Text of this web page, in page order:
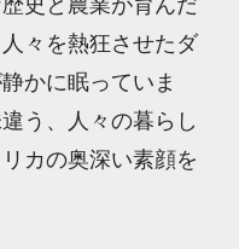
史と農業が育んだ
々を熱狂させたダ
かに眠っていま
う、人々の暮らし
カの奥深い素顔を